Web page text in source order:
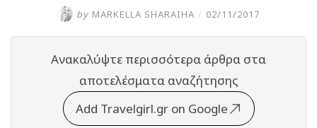
by MARKELLA SHARAIHA / 02/11/2017
Ανακαλύψτε περισσότερα άρθρα στα
αποτελέσματα αναζήτησης
Add Travelgirl.gr on Google